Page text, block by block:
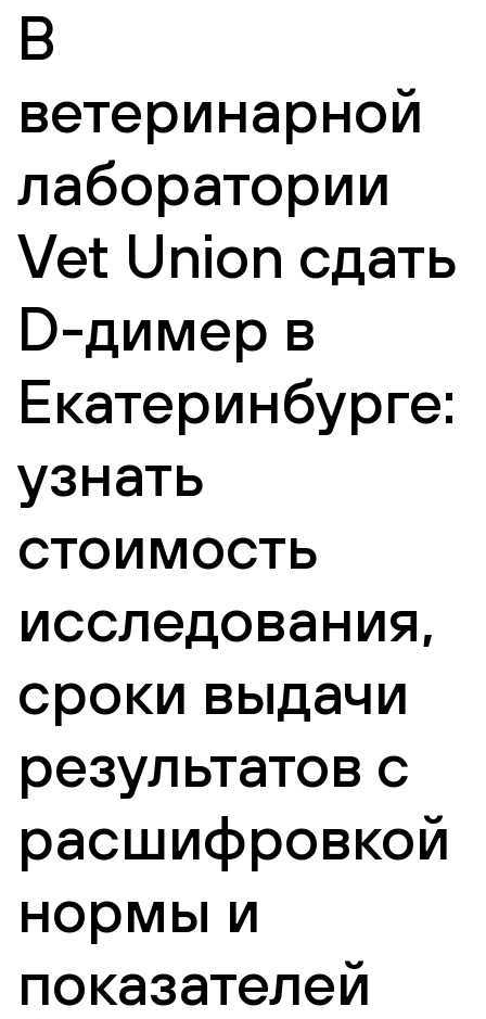
В
ветеринарной
лаборатории
Vet Union сдать
D-димер в
Екатеринбурге:
узнать
стоимость
исследования,
сроки выдачи
результатов с
расшифровкой
нормы и
показателей